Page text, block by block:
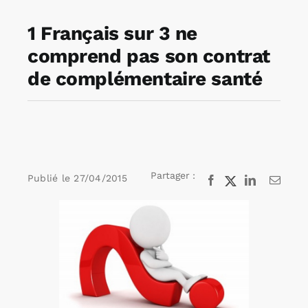
1 Français sur 3 ne
comprend pas son contrat
de complémentaire santé
Publié le 27/04/2015 Partager : Facebook
X LinkedInEmail